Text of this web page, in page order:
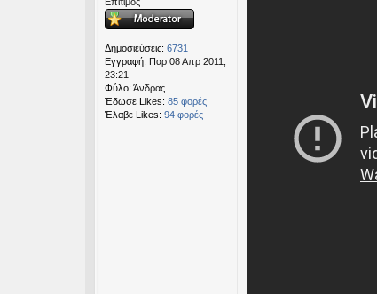
Δημοσιεύσεις: 6731
Εγγραφή: Παρ 08 Απρ 2011,
23:21
Φύλο: Άνδρας
Έδωσε Likes: 85 φορές
Έλαβε Likes: 94 φορές